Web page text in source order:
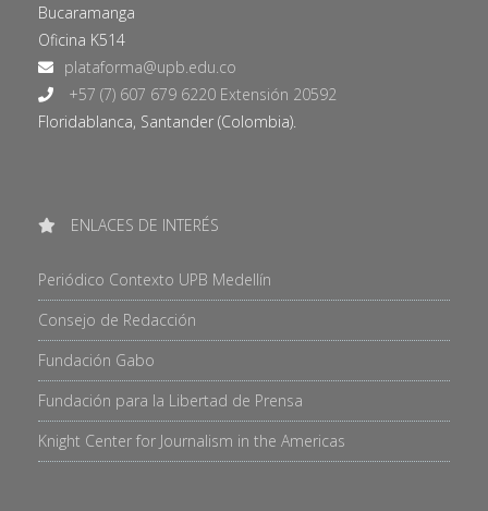
Bucaramanga
Oficina K514
+57 (7) 607 679 6220 Extensión 20592
Floridablanca, Santander (Colombia).
ENLACES DE INTERÉS
Periódico Contexto UPB Medellín
Consejo de Redacción
Fundación Gabo
Fundación para la Libertad de Prensa
Knight Center for Journalism in the Americas